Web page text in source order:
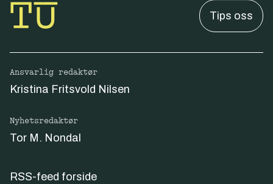
Tips oss
Ansvarlig redaktør
Kristina Fritsvold Nilsen
Nyhetsredaktør
Tor M. Nondal
RSS-feed forside